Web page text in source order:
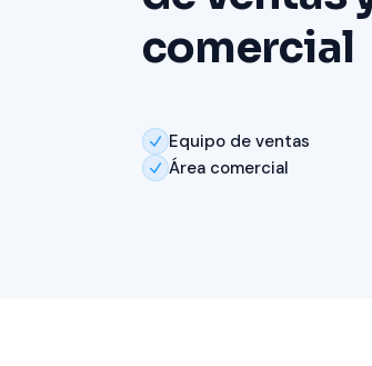
comercial
Equipo de ventas
Área comercial